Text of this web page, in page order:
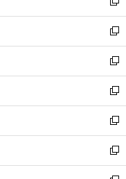
開
く
ウ
で
開
く
ィ
ン
ド
ウ
で
開
く
い
ウ
ィ
ン
ド
ウ
で
開
く
新
し
い
ウ
ィ
ン
ド
ウ
で
開
く
新
し
い
ウ
ィ
ン
ド
ウ
で
開
新
し
い
ウ
ィ
ン
ド
ウ
新
し
い
ウ
ィ
ン
新
し
い
ウ
新
し